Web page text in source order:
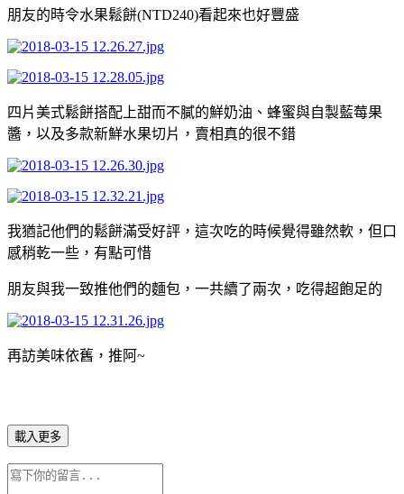
朋友的時令水果鬆餅(NTD240)看起來也好豐盛
四片美式鬆餅搭配上甜而不膩的鮮奶油、蜂蜜與自製藍莓果
醬，以及多款新鮮水果切片，賣相真的很不錯
我猶記他們的鬆餅滿受好評，這次吃的時候覺得雖然軟，但口
感稍乾一些，有點可惜
朋友與我一致推他們的麵包，一共續了兩次，吃得超飽足的
再訪美味依舊，推阿~
載入更多